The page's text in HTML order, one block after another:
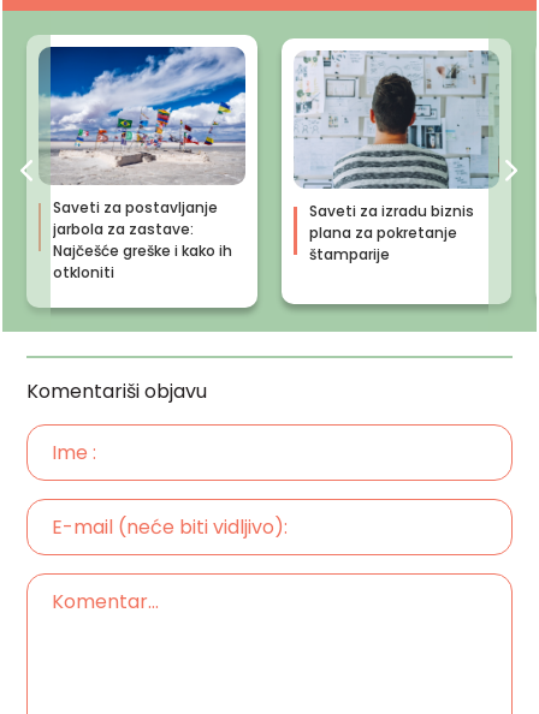
Saveti za postavljanje
jarbola za zastave:
Najčešće greške i kako ih
otkloniti
Saveti za izradu biznis
plana za pokretanje
štamparije
Komentariši objavu